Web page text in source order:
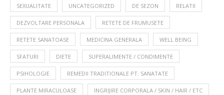
SEXUALITATE UNCATEGORIZED DE SEZON RELATII
DEZVOLTARE PERSONALA RETETE DE FRUMUSETE
RETETE SANATOASE MEDICINA GENERALA WELL BEING
SFATURI DIETE SUPERALIMENTE / CONDIMENTE
PSIHOLOGIE REMEDII TRADITIONALE PT. SANATATE
PLANTE MIRACULOASE INGRIJIRE CORPORALA / SKIN / HAIR / ETC